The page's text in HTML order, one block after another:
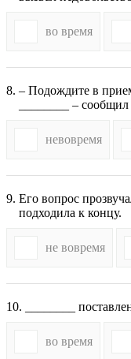
во время
– Подождите в
________ –
невовремя
Его вопрос
подходила к концу.
не вовремя
________
во время